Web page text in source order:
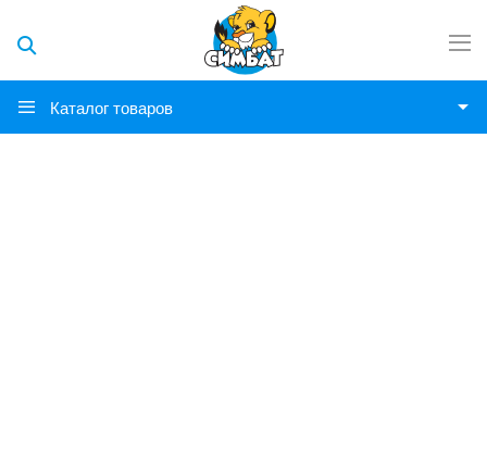
Каталог товаров